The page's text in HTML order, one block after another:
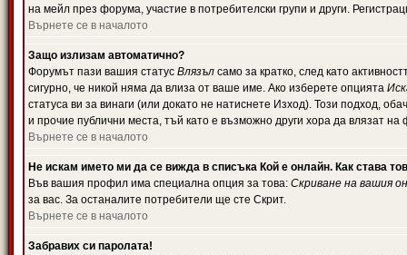
на мейл през форума, участие в потребителски групи и други.
Върнете се в началото
Защо излизам автоматично?
Форумът пази вашия статус Влязъл само за кратко, след като
сигурно, че никой няма да влиза от ваше име. Ако изберете опцията
статуса ви за винаги (или докато не натиснете Изход). Този подход,
и прочие публични места, тъй като е възможно други хора да влязат
Върнете се в началото
Не искам името ми да се вижда в списъка Кой е онлайн. Как става
Във вашия профил има специална опция за това: Скриване на вашия
за вас. За останалите потребители ще сте Скрит.
Върнете се в началото
Забравих си паролата!